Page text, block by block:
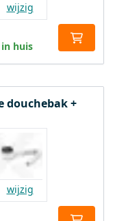
wijzig
huis
douchebak +
wijzig